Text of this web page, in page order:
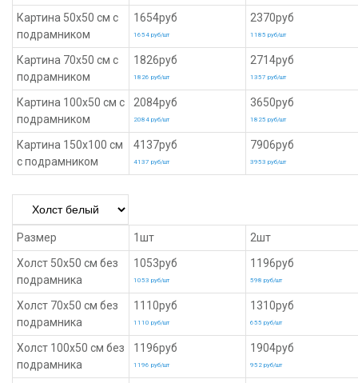
Картина 50х50 см с
подрамником
1654руб
1654 руб/шт
2370руб
1185 руб/шт
Картина 70х50 см с
подрамником
1826руб
1826 руб/шт
2714руб
1357 руб/шт
Картина 100х50 см с
подрамником
2084руб
2084 руб/шт
3650руб
1825 руб/шт
Картина 150х100 см
с подрамником
4137руб
4137 руб/шт
7906руб
3953 руб/шт
Размер 1шт
2шт
Холст 50х50 см без
подрамника
1053руб
1053 руб/шт
1196руб
598 руб/шт
Холст 70х50 см без
подрамника
1110руб
1110 руб/шт
1310руб
655 руб/шт
Холст 100х50 см без
подрамника
1196руб
1196 руб/шт
1904руб
952 руб/шт